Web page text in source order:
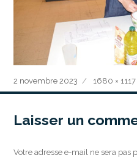
Publié
le
2 novembre 2023
Taille
réelle
1680 × 1117
Laisser un
Votre adresse e-mail ne sera pas